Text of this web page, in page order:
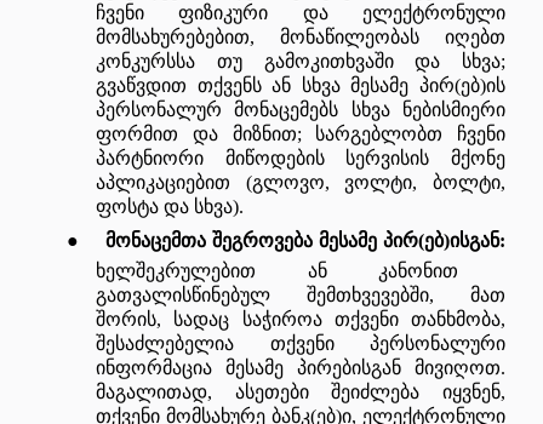
ჩვენი ფიზიკური და ელექტრონული
მომსახურებებით, მონაწილეობას იღებთ
კონკურსსა თუ გამოკითხვაში და სხვა;
გვაწვდით თქვენს ან სხვა მესამე პირ(ებ)ის
პერსონალურ მონაცემებს სხვა ნებისმიერი
ფორმით და მიზნით; სარგებლობთ ჩვენი
პარტნიორი მიწოდების სერვისის მქონე
აპლიკაციებით (გლოვო, ვოლტი, ბოლტი,
ფოსტა და სხვა).
●
მონაცემთა შეგროვება მესამე პირ(ებ)ისგან:
ხელშეკრულებით
ან კანონით
გათვალისწინებულ შემთხვევებში, მათ
შორის, სადაც საჭიროა თქვენი თანხმობა,
შესაძლებელია თქვენი პერსონალური
ინფორმაცია მესამე პირებისგან მივიღოთ.
მაგალითად, ასეთები შეიძლება იყვნენ,
თქვენი მომსახურე ბანკ(ებ)ი, ელექტრონული